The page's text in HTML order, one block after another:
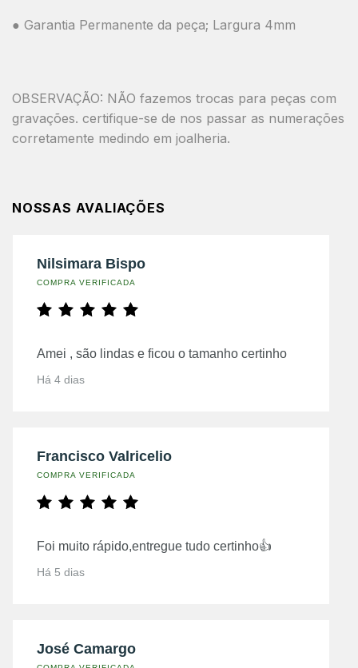
● Garantia Permanente da peça; Largura 4mm
OBSERVAÇÃO: NÃO fazemos trocas para peças com
gravações. certifique-se de nos passar as numerações
corretamente medindo em joalheria.
NOSSAS AVALIAÇÕES
Nilsimara Bispo
COMPRA VERIFICADA
Amei , são lindas e ficou o tamanho certinho
Há 4 dias
Francisco Valricelio
COMPRA VERIFICADA
Foi muito rápido,entregue tudo certinho👍
Há 5 dias
José Camargo